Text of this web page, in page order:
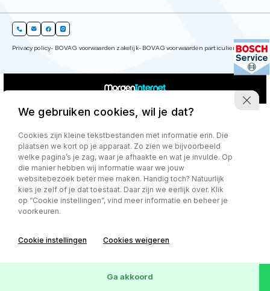
Privacy policy- BOVAG voorwaarden zakelijk- BOVAG voorwaarden particulier
We gebruiken cookies, wil je dat?
Cookies zijn kleine tekstbestanden met informatie erin. Die
plaatsen we kort op je apparaat. Zo zien we bijvoorbeeld
welke pagina’s je zag, waar je afhaakte en wat je invulde. Op
die manier hebben wij informatie waar we jouw
websitebezoek beter mee maken. Handig toch? Natuurlijk
kies je zelf of je dat toestaat. Daar zijn we eerlijk over. Klik
op “Cookie instellingen”, vind meer informatie en beheer je
voorkeuren.
Cookie instellingen Cookies weigeren
Ga akkoord